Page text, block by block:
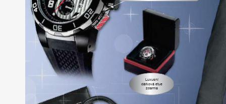
Luxusní
dárková etue
zdarma